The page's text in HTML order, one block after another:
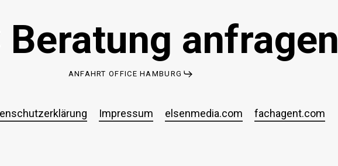
Beratung anfragen
ANFAHRT OFFICE HAMBURG
Impressum elsenmedia.com fachagent.com